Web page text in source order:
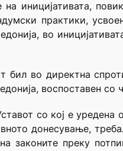
на иницијативата,
практики,
во
бил во директна
воспоставен со
со кој е уредена
донесување,
законите преку